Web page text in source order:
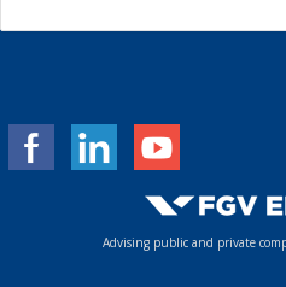
m
Advising public and private